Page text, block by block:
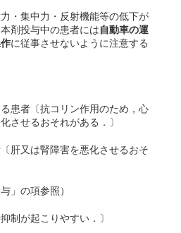
・集中力・反射機能等の低下が
剤投与中の患者には自動車の運
に従事させないように注意する
患者〔抗コリン作用のため，心
させるおそれがある．〕
肝又は腎障害を悪化させるおそ
」の項参照）
制が起こりやすい．〕